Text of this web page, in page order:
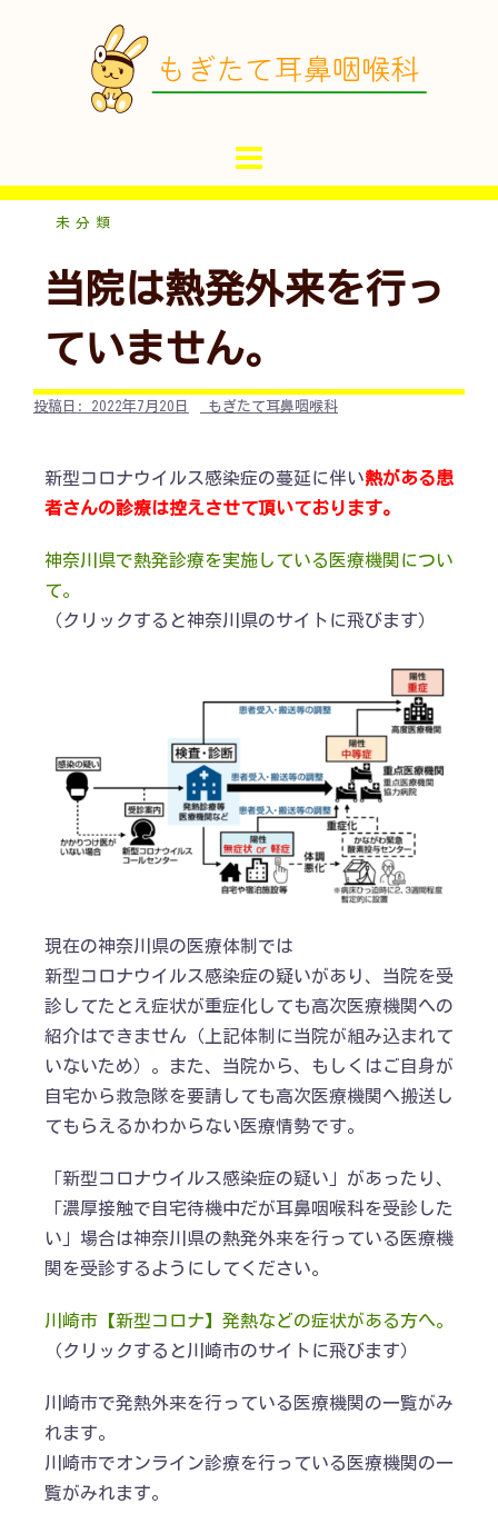
未分類
当院は熱発外来を行っ
ていません。
投稿日: 2022年7月20日 もぎたて耳鼻咽喉科
新型コロナウイルス感染症の蔓延に伴い熱がある患
者さんの診療は控えさせて頂いております。
神奈川県で熱発診療を実施している医療機関につい
て。
（クリックすると神奈川県のサイトに飛びます）
現在の神奈川県の医療体制では
新型コロナウイルス感染症の疑いがあり、当院を受
診してたとえ症状が重症化しても高次医療機関への
紹介はできません（上記体制に当院が組み込まれて
いないため）。また、当院から、もしくはご自身が
自宅から救急隊を要請しても高次医療機関へ搬送し
てもらえるかわからない医療情勢です。
「新型コロナウイルス感染症の疑い」があったり、
「濃厚接触で自宅待機中だが耳鼻咽喉科を受診した
い」場合は神奈川県の熱発外来を行っている医療機
関を受診するようにしてください。
川崎市【新型コロナ】発熱などの症状がある方へ。
（クリックすると川崎市のサイトに飛びます）
川崎市で発熱外来を行っている医療機関の一覧がみ
れます。
川崎市でオンライン診療を行っている医療機関の一
覧がみれます。